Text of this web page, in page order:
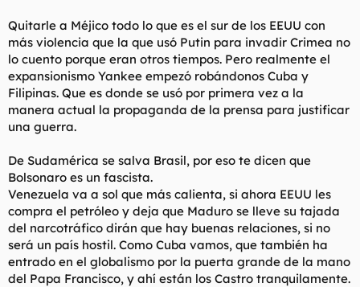
Quitarle a Méjico todo lo que es el sur de los EEUU con
más violencia que la que usó Putin para invadir Crimea no
lo cuento porque eran otros tiempos. Pero realmente el
expansionismo Yankee empezó robándonos Cuba y
Filipinas. Que es donde se usó por primera vez a la
manera actual la propaganda de la prensa para justificar
una guerra.
De Sudamérica se salva Brasil, por eso te dicen que
Bolsonaro es un fascista.
Venezuela va a sol que más calienta, si ahora EEUU les
compra el petróleo y deja que Maduro se lleve su tajada
del narcotráfico dirán que hay buenas relaciones, si no
será un país hostil. Como Cuba vamos, que también ha
entrado en el globalismo por la puerta grande de la mano
del Papa Francisco, y ahí están los Castro tranquilamente.